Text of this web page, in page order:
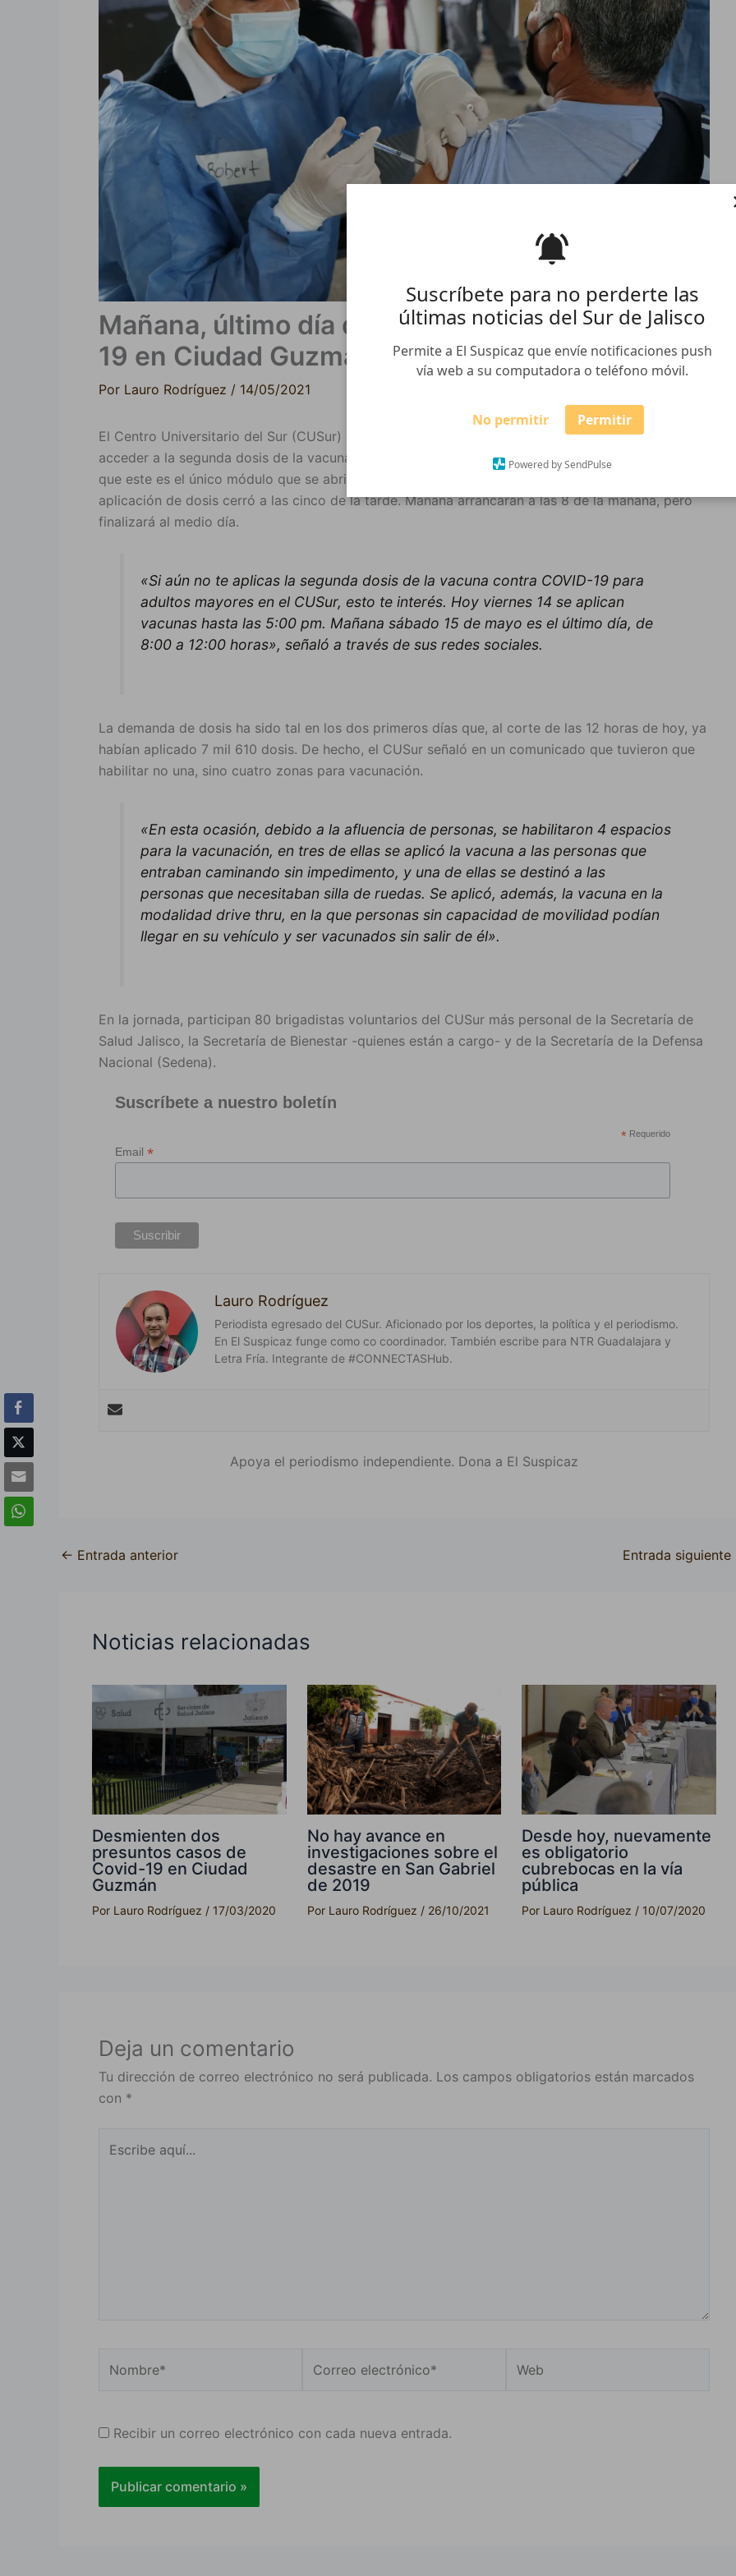
Suscríbete para no perderte las
últimas noticias del Sur de Jalisco
Permite a El Suspicaz que envíe notificaciones push
vía web a su computadora o teléfono móvil.
No permitir Permitir
Powered by SendPulse
Mañana, último día de vacunación contra Covid-
19 en Ciudad Guzmán
Por Lauro Rodríguez / 14/05/2021
El Centro Universitario del Sur (CUSur) informó que mañana sábado será el último día para
acceder a la segunda dosis de la vacuna Sinovac contra Covid-19 en Ciudad Guzmán. Recordar
que este es el único módulo que se abrió para este fin. Puntualizó la institución que hoy la
aplicación de dosis cerró a las cinco de la tarde. Mañana arrancarán a las 8 de la mañana, pero
finalizará al medio día.
«Si aún no te aplicas la segunda dosis de la vacuna contra COVID-19 para
adultos mayores en el CUSur, esto te interés. Hoy viernes 14 se aplican
vacunas hasta las 5:00 pm. Mañana sábado 15 de mayo es el último día, de
8:00 a 12:00 horas», señaló a través de sus redes sociales.
La demanda de dosis ha sido tal en los dos primeros días que, al corte de las 12 horas de hoy, ya
habían aplicado 7 mil 610 dosis. De hecho, el CUSur señaló en un comunicado que tuvieron que
habilitar no una, sino cuatro zonas para vacunación.
«En esta ocasión, debido a la afluencia de personas, se habilitaron 4 espacios
para la vacunación, en tres de ellas se aplicó la vacuna a las personas que
entraban caminando sin impedimento, y una de ellas se destinó a las
personas que necesitaban silla de ruedas. Se aplicó, además, la vacuna en la
modalidad drive thru, en la que personas sin capacidad de movilidad podían
llegar en su vehículo y ser vacunados sin salir de él».
En la jornada, participan 80 brigadistas voluntarios del CUSur más personal de la Secretaría de
Salud Jalisco, la Secretaría de Bienestar -quienes están a cargo- y de la Secretaría de la Defensa
Nacional (Sedena).
Suscríbete a nuestro boletín
* Requerido
Email *
Lauro Rodríguez
Periodista egresado del CUSur. Aficionado por los deportes, la política y el periodismo.
En El Suspicaz funge como co coordinador. También escribe para NTR Guadalajara y
Letra Fría. Integrante de #CONNECTASHub.
Apoya el periodismo independiente. Dona a El Suspicaz
← Entrada anterior Entrada siguiente
Noticias relacionadas
Desmienten dos
presuntos casos de
Covid-19 en Ciudad
Guzmán
Por Lauro Rodríguez / 17/03/2020
No hay avance en
investigaciones sobre el
desastre en San Gabriel
de 2019
Por Lauro Rodríguez / 26/10/2021
Desde hoy, nuevamente
es obligatorio
cubrebocas en la vía
pública
Por Lauro Rodríguez / 10/07/2020
Deja un comentario
Tu dirección de correo electrónico no será publicada. Los campos obligatorios están marcados
con *
aquí...
electrónico*
Recibir un correo electrónico con cada nueva entrada.